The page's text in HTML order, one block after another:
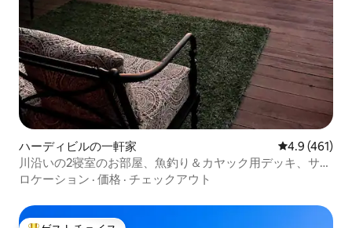
ハーディビルの一軒家 レビュー461
4.9 (461)
川沿いの2寝室のお部屋、魚釣り＆カヤック用デッキ、サバ
ンナまで15分
ロケーション · 価格 · チェックアウト